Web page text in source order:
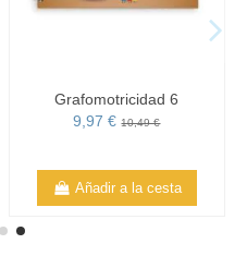
Grafomotricidad 6
9,97 €10,49 €
Añadir a la cesta